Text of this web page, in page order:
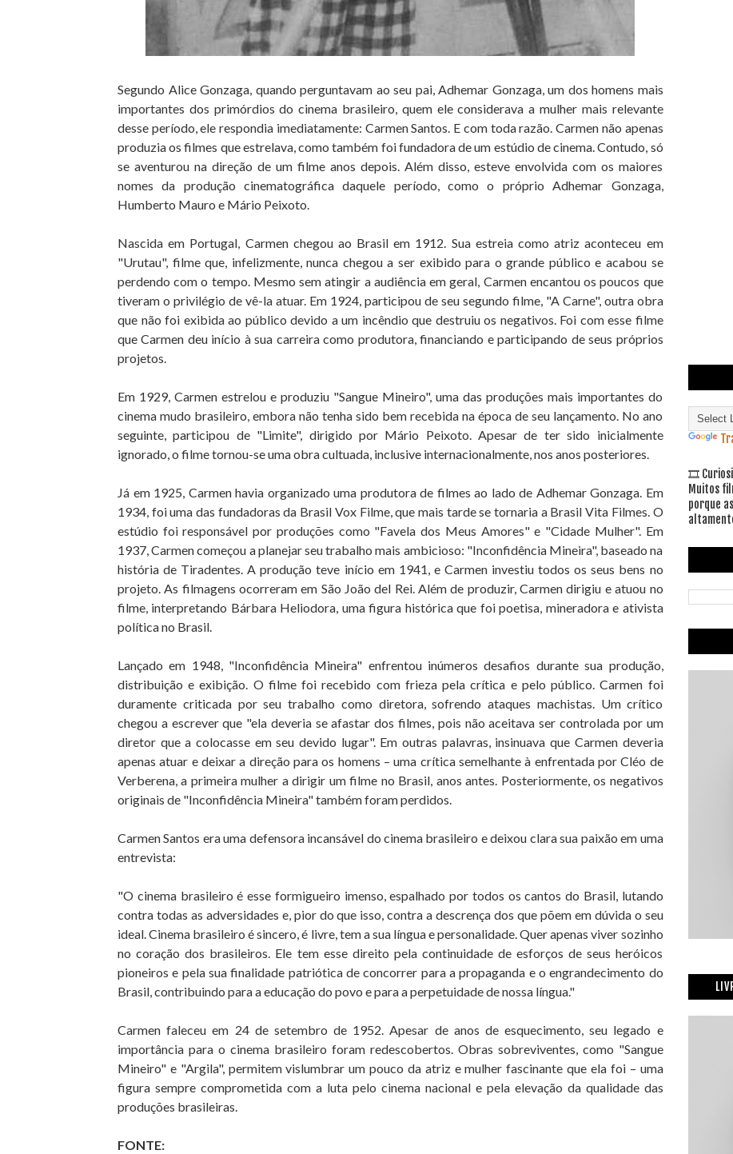
Segundo Alice Gonzaga, quando perguntavam ao seu pai, Adhemar Gonzaga, um dos homens mais
importantes dos primórdios do cinema brasileiro, quem ele considerava a mulher mais relevante
desse período, ele respondia imediatamente: Carmen Santos. E com toda razão. Carmen não apenas
produzia os filmes que estrelava, como também foi fundadora de um estúdio de cinema. Contudo, só
se aventurou na direção de um filme anos depois. Além disso, esteve envolvida com os maiores
nomes da produção cinematográfica daquele período, como o próprio Adhemar Gonzaga,
Humberto Mauro e Mário Peixoto.
Nascida em Portugal, Carmen chegou ao Brasil em 1912. Sua estreia como atriz aconteceu em
"Urutau", filme que, infelizmente, nunca chegou a ser exibido para o grande público e acabou se
perdendo com o tempo. Mesmo sem atingir a audiência em geral, Carmen encantou os poucos que
tiveram o privilégio de vê-la atuar. Em 1924, participou de seu segundo filme, "A Carne", outra obra
que não foi exibida ao público devido a um incêndio que destruiu os negativos. Foi com esse filme
que Carmen deu início à sua carreira como produtora, financiando e participando de seus próprios
projetos.
Em 1929, Carmen estrelou e produziu "Sangue Mineiro", uma das produções mais importantes do
cinema mudo brasileiro, embora não tenha sido bem recebida na época de seu lançamento. No ano
seguinte, participou de "Limite", dirigido por Mário Peixoto. Apesar de ter sido inicialmente
ignorado, o filme tornou-se uma obra cultuada, inclusive internacionalmente, nos anos posteriores.
Já em 1925, Carmen havia organizado uma produtora de filmes ao lado de Adhemar Gonzaga. Em
1934, foi uma das fundadoras da Brasil Vox Filme, que mais tarde se tornaria a Brasil Vita Filmes. O
estúdio foi responsável por produções como "Favela dos Meus Amores" e "Cidade Mulher". Em
1937, Carmen começou a planejar seu trabalho mais ambicioso: "Inconfidência Mineira", baseado na
história de Tiradentes. A produção teve início em 1941, e Carmen investiu todos os seus bens no
projeto. As filmagens ocorreram em São João del Rei. Além de produzir, Carmen dirigiu e atuou no
filme, interpretando Bárbara Heliodora, uma figura histórica que foi poetisa, mineradora e ativista
política no Brasil.
Lançado em 1948, "Inconfidência Mineira" enfrentou inúmeros desafios durante sua produção,
distribuição e exibição. O filme foi recebido com frieza pela crítica e pelo público. Carmen foi
duramente criticada por seu trabalho como diretora, sofrendo ataques machistas. Um crítico
chegou a escrever que "ela deveria se afastar dos filmes, pois não aceitava ser controlada por um
diretor que a colocasse em seu devido lugar". Em outras palavras, insinuava que Carmen deveria
apenas atuar e deixar a direção para os homens – uma crítica semelhante à enfrentada por Cléo de
Verberena, a primeira mulher a dirigir um filme no Brasil, anos antes. Posteriormente, os negativos
originais de "Inconfidência Mineira" também foram perdidos.
Carmen Santos era uma defensora incansável do cinema brasileiro e deixou clara sua paixão em uma
entrevista:
"O cinema brasileiro é esse formigueiro imenso, espalhado por todos os cantos do Brasil, lutando
contra todas as adversidades e, pior do que isso, contra a descrença dos que põem em dúvida o seu
ideal. Cinema brasileiro é sincero, é livre, tem a sua língua e personalidade. Quer apenas viver sozinho
no coração dos brasileiros. Ele tem esse direito pela continuidade de esforços de seus heróicos
pioneiros e pela sua finalidade patriótica de concorrer para a propaganda e o engrandecimento do
Brasil, contribuindo para a educação do povo e para a perpetuidade de nossa língua."
Carmen faleceu em 24 de setembro de 1952. Apesar de anos de esquecimento, seu legado e
importância para o cinema brasileiro foram redescobertos. Obras sobreviventes, como "Sangue
Mineiro" e "Argila", permitem vislumbrar um pouco da atriz e mulher fascinante que ela foi – uma
figura sempre comprometida com a luta pelo cinema nacional e pela elevação da qualidade das
produções brasileiras.
FONTE:
🎞
Muitos
porque